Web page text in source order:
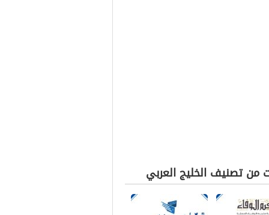
من تصنيف الخليج العربي